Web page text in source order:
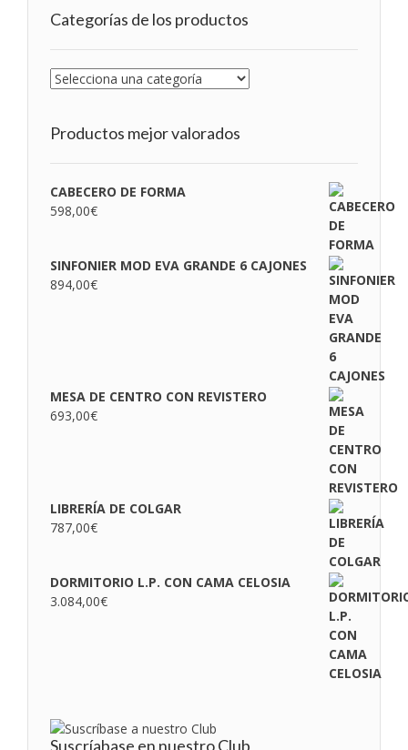
Categorías de los productos
Productos mejor valorados
CABECERO DE FORMA
598,00€
SINFONIER MOD EVA GRANDE 6 CAJONES
894,00€
MESA DE CENTRO CON REVISTERO
693,00€
LIBRERÍA DE COLGAR
787,00€
DORMITORIO L.P. CON CAMA CELOSIA
3.084,00€
Suscríabase en nuestro Club